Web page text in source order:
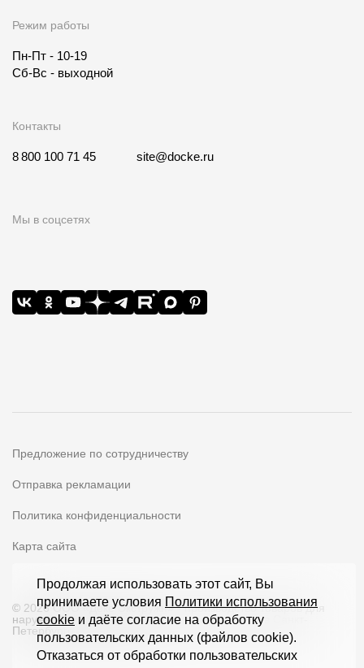
Режим работы
Пн-Пт - 10-19
Сб-Вс - выходной
Контакты
8 800 100 71 45 site@docke.ru
Мы в соцсетях
Предложение по сотрудничеству
Отправка рекламации
Политика конфиденциальности
Карта сайта
© 2026 ООО «Дёке Экстружн» - производство товаров для
наружной отделки загородных домов и кровли в Санкт-
Петербурге и по всей РФ
Продолжая использовать этот сайт, Вы
принимаете условия Политики использования
cookie и даёте согласие на обработку
пользовательских данных (файлов cookie).
Отказаться от обработки пользовательских